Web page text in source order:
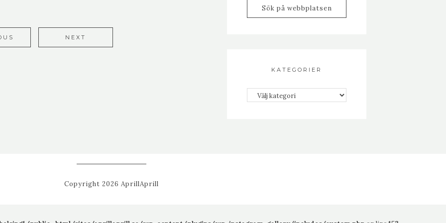
NEXT
KATEGORIER
Kategorier
Copyright 2026 AprillAprill